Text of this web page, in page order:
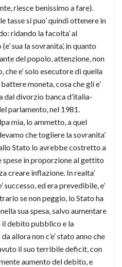
riesce benissimo a fare).
tasse si puo’ quindi ottenere in
ridando la facolta’ al
sua la sovranita’, in quanto
del popolo, attenzione, non
che e’ solo esecutore di quella
moneta, cosa che gli e’
dal divorzio banca d’italia-
parlamento, nel 1981.
mia, lo ammetto, a quel
che togliere la sovranita’
Stato lo avrebbe costretto a
spese in proporzione al gettito
creare inflazione. In realta’
successo, ed era prevedibile, e’
se non peggio, lo Stato ha
sua spesa, salvo aumentare
il debito pubblico e la
allora non c’e’ stato anno che
il suo terribile deficit, con
aumento del debito, e